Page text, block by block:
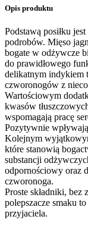
Opis produktu
Podstawą posiłku
podrobów. Mięso
bogate w odżywcze
do prawidłowego
delikatnym indykiem
czworonogów z
Wartościowym
kwasów
wspomagają pracę
Pozytywnie
Kolejnym
które stanowią
substancji
odpornościowy oraz
czworonoga.
Proste składniki, bez
polepszacze smaku
przyjaciela.